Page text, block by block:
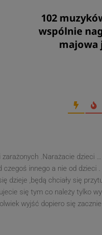
Następny
post
102
wspólnie
majowa
.Narażacie dzieci …
innego a nie od dzieci
dzieje ,będą chciały się
się tym co należy tylko
wyjść dopiero się